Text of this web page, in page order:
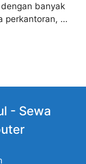
banyak
perkantoran, …
- Sewa